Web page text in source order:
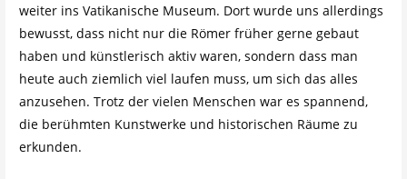
weiter ins Vatikanische Museum. Dort wurde uns allerdings
bewusst, dass nicht nur die Römer früher gerne gebaut
haben und künstlerisch aktiv waren, sondern dass man
heute auch ziemlich viel laufen muss, um sich das alles
anzusehen. Trotz der vielen Menschen war es spannend,
die berühmten Kunstwerke und historischen Räume zu
erkunden.